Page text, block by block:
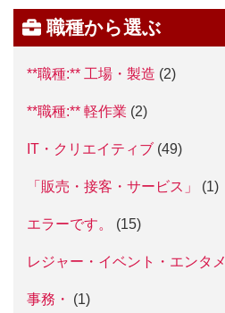
職種から選ぶ
**職種:** 工場・製造 (2)
**職種:** 軽作業 (2)
IT・クリエイティブ (49)
「販売・接客・サービス」 (1)
エラーです。 (15)
レジャー・イベント・エンタメ
事務・ (1)